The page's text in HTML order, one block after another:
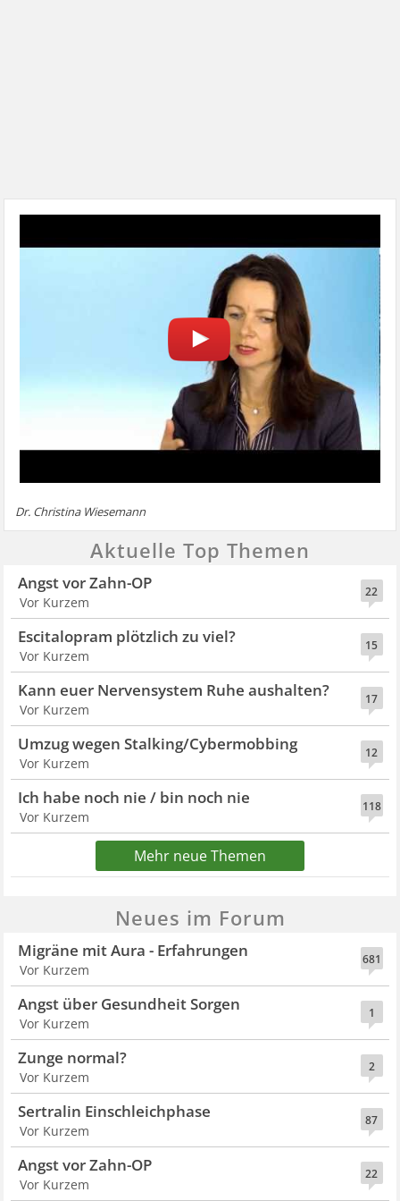
Dr. Christina Wiesemann
Aktuelle Top Themen
22
Angst vor Zahn-OP
Vor Kurzem
15
Escitalopram plötzlich zu viel?
Vor Kurzem
17
Kann euer Nervensystem Ruhe aushalten?
Vor Kurzem
12
Umzug wegen Stalking/Cybermobbing
Vor Kurzem
118
Ich habe noch nie / bin noch nie
Vor Kurzem
Mehr neue Themen
Neues im Forum
681
Migräne mit Aura - Erfahrungen
Vor Kurzem
1
Angst über Gesundheit Sorgen
Vor Kurzem
2
Zunge normal?
Vor Kurzem
87
Sertralin Einschleichphase
Vor Kurzem
22
Angst vor Zahn-OP
Vor Kurzem